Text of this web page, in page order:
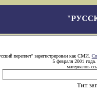
переплет" зарегистрирован как СМИ.
5 февраля 2001
материалов
Тип